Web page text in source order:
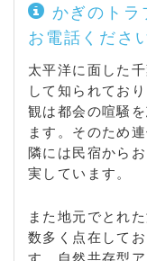
ツ野飛地 / 薮塚
当 / 五井 / 幸治 /
/ 古所 / 南日当）
庭 / 刑部 / 金谷 /
/ 田代 / 立鳥 /
長柄山 / 針ケ谷 /
六地蔵） / 長南
/ 小生田 / 笠森 /
/ 芝原 / 地引 / 下
富 / 水沼 / 美原
かぎのトラ
お電話くださ
太平洋に面した
して知られてお
観は都会の喧騒
ます。そのため
隣には民宿から
実しています。
また地元でとれ
数多く点在して
す。自然共存型